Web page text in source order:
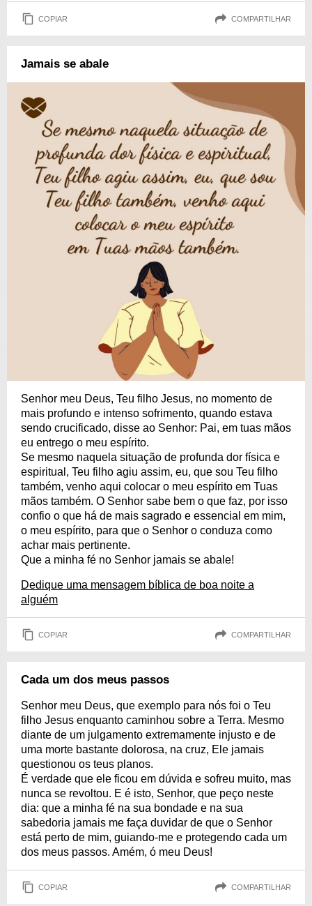
COPIAR COMPARTILHAR
Jamais se abale
Senhor meu Deus, Teu filho Jesus, no momento de
mais profundo e intenso sofrimento, quando estava
sendo crucificado, disse ao Senhor: Pai, em tuas mãos
eu entrego o meu espírito.
Se mesmo naquela situação de profunda dor física e
espiritual, Teu filho agiu assim, eu, que sou Teu filho
também, venho aqui colocar o meu espírito em Tuas
mãos também. O Senhor sabe bem o que faz, por isso
confio o que há de mais sagrado e essencial em mim,
o meu espírito, para que o Senhor o conduza como
achar mais pertinente.
Que a minha fé no Senhor jamais se abale!
Dedique uma mensagem bíblica de boa noite a
alguém
COPIAR COMPARTILHAR
Cada um dos meus passos
Senhor meu Deus, que exemplo para nós foi o Teu
filho Jesus enquanto caminhou sobre a Terra. Mesmo
diante de um julgamento extremamente injusto e de
uma morte bastante dolorosa, na cruz, Ele jamais
questionou os teus planos.
É verdade que ele ficou em dúvida e sofreu muito, mas
nunca se revoltou. E é isto, Senhor, que peço neste
dia: que a minha fé na sua bondade e na sua
sabedoria jamais me faça duvidar de que o Senhor
está perto de mim, guiando-me e protegendo cada um
dos meus passos. Amém, ó meu Deus!
COPIAR COMPARTILHAR